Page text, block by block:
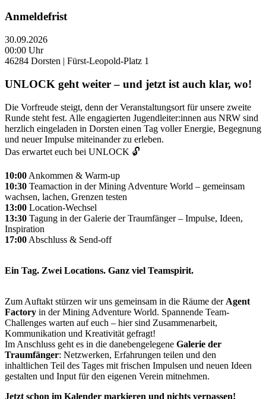
Anmeldefrist
30.09.2026
00:00 Uhr
46284 Dorsten | Fürst-Leopold-Platz 1
UNLOCK geht weiter – und jetzt ist auch klar, wo!
Die Vorfreude steigt, denn der Veranstaltungsort für unsere zweite
Runde steht fest. Alle engagierten Jugendleiter:innen aus NRW sind
herzlich eingeladen in Dorsten einen Tag voller Energie, Begegnung
und neuer Impulse miteinander zu erleben.
Das erwartet euch bei UNLOCK 🔓
10:00 Ankommen & Warm-up
10:30 Teamaction in der Mining Adventure World – gemeinsam
wachsen, lachen, Grenzen testen
13:00 Location-Wechsel
13:30 Tagung in der Galerie der Traumfänger – Impulse, Ideen,
Inspiration
17:00 Abschluss & Send-off
Ein Tag. Zwei Locations. Ganz viel Teamspirit.
Zum Auftakt stürzen wir uns gemeinsam in die Räume der Agent
Factory in der Mining Adventure World. Spannende Team-
Challenges warten auf euch – hier sind Zusammenarbeit,
Kommunikation und Kreativität gefragt!
Im Anschluss geht es in die danebengelegene Galerie der
Traumfänger: Netzwerken, Erfahrungen teilen und den
inhaltlichen Teil des Tages mit frischen Impulsen und neuen Ideen
gestalten und Input für den eigenen Verein mitnehmen.
Jetzt schon im Kalender markieren und nichts verpassen!